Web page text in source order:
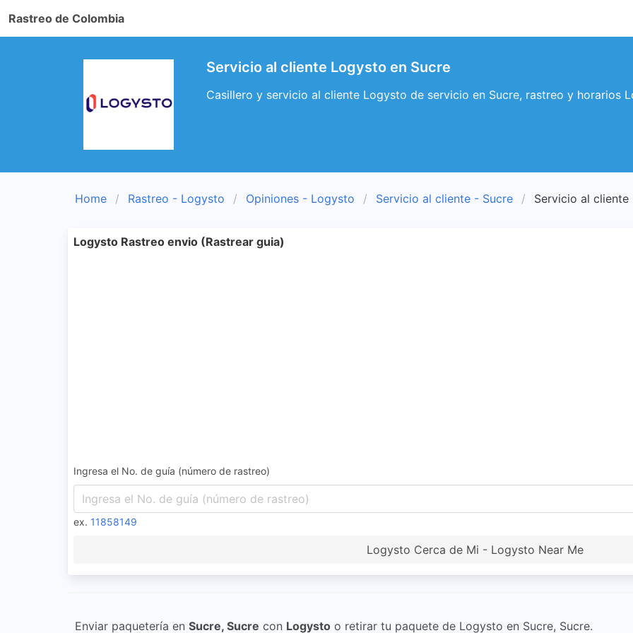
Rastreo de Colombia
Servicio al cliente Logysto en Sucre
Casillero y servicio al cliente Logysto de servicio en Sucre, rastreo y horarios
Home Rastreo - Logysto Opiniones - Logysto Servicio al cliente - Sucre Servicio al cliente
Logysto Rastreo envio (Rastrear guia)
Ingresa el No. de guía (número de rastreo)
ex. 11858149
Logysto Cerca de Mi - Logysto Near Me
Enviar paquetería en Sucre, Sucre con Logysto o retirar tu paquete de Logysto en Sucre, Sucre.